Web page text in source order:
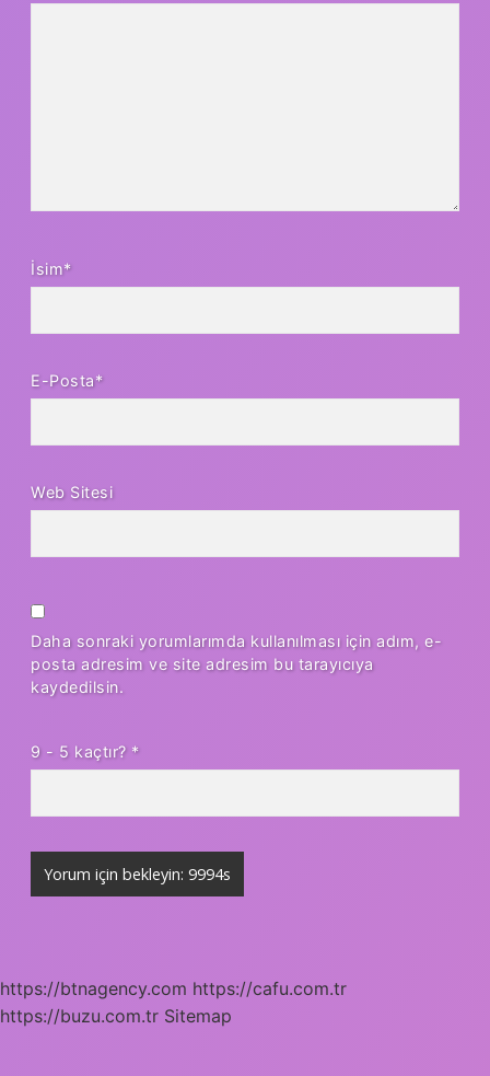
İsim*
E-Posta*
Web Sitesi
Daha sonraki yorumlarımda kullanılması için adım, e-
posta adresim ve site adresim bu tarayıcıya
kaydedilsin.
9 - 5 kaçtır? *
https://btnagency.com https://cafu.com.tr
https://buzu.com.tr Sitemap